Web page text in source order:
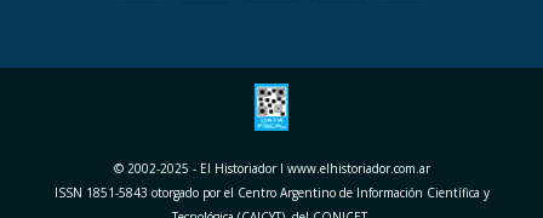
© 2002-2025 - El Historiador I www.elhistoriador.com.ar
ISSN 1851-5843 otorgado por el Centro Argentino de Información Científica y